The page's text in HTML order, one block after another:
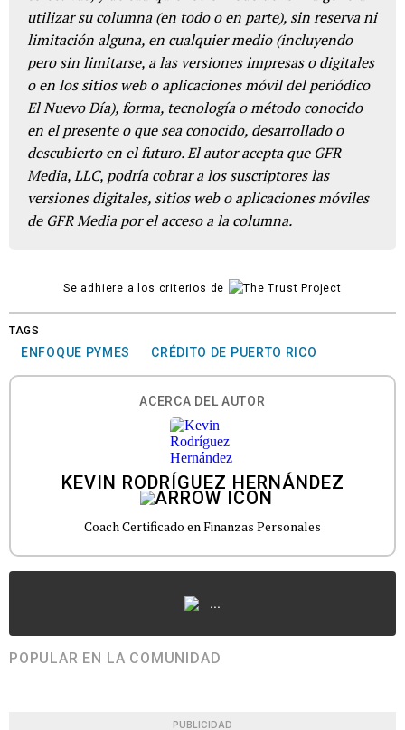
utilizar su columna (en todo o en parte), sin reserva ni
limitación alguna, en cualquier medio (incluyendo
pero sin limitarse, a las versiones impresas o digitales
o en los sitios web o aplicaciones móvil del periódico
El Nuevo Día), forma, tecnología o método conocido
en el presente o que sea conocido, desarrollado o
descubierto en el futuro. El autor acepta que GFR
Media, LLC, podría cobrar a los suscriptores las
versiones digitales, sitios web o aplicaciones móviles
de GFR Media por el acceso a la columna.
Se adhiere a los criterios de
TAGS
ENFOQUE PYMES CRÉDITO DE PUERTO RICO
ACERCA DEL AUTOR
KEVIN RODRÍGUEZ HERNÁNDEZ
Coach Certificado en Finanzas Personales
...
POPULAR EN LA COMUNIDAD
PUBLICIDAD